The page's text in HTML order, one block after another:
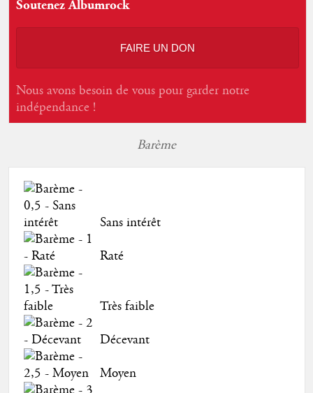
Soutenez Albumrock
FAIRE UN DON
Nous avons besoin de vous pour garder notre
indépendance !
Barème
Sans intérêt
Raté
Très faible
Décevant
Moyen